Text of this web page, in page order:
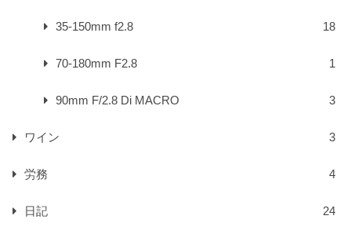
35-150mm f2.8 18
70-180mm F2.8 1
90mm F/2.8 Di MACRO 3
ワイン 3
労務 4
日記 24